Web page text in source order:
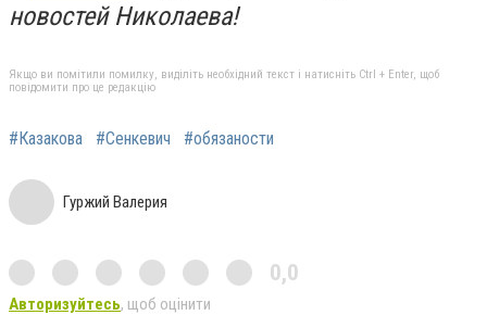
новостей Николаева!
Якщо ви помітили помилку, виділіть необхідний текст і натисніть Ctrl + Enter, щоб
повідомити про це редакцію
#Казакова #Сенкевич #обязаности
Гуржий Валерия
0,0
Авторизуйтесь, щоб оцінити